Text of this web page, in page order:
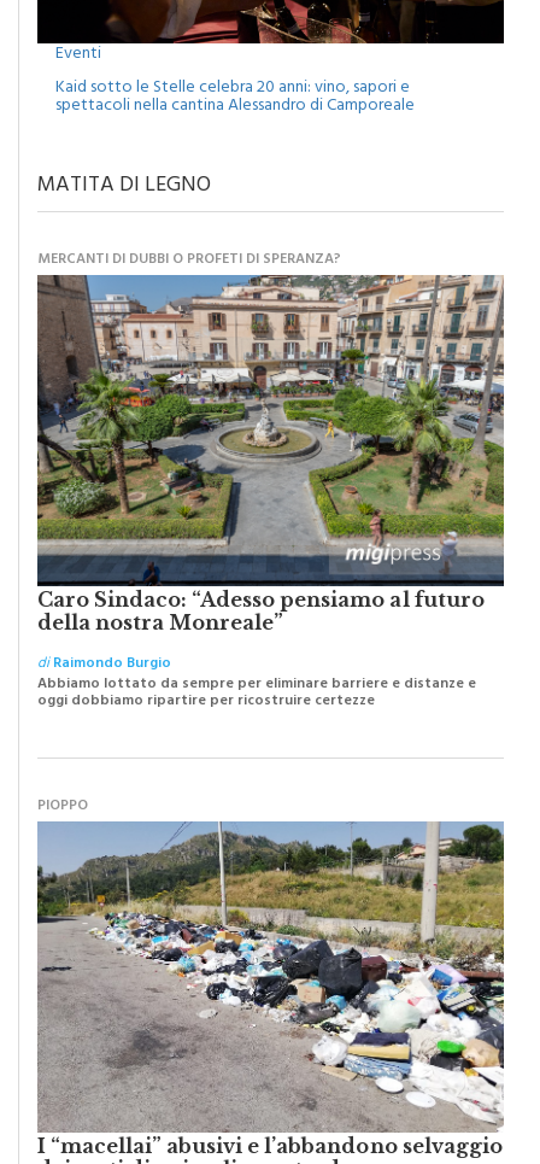
Kaid sotto le Stelle celebra 20 anni: vino, sapori e
spettacoli nella cantina Alessandro di Camporeale
Caro Sindaco: “Adesso pensiamo al futuro
della nostra Monreale”
diRaimondo Burgio
Abbiamo lottato da sempre per eliminare barriere e distanze e
oggi dobbiamo ripartire per ricostruire certezze
I “macellai” abusivi e l’abbandono selvaggio
dei resti di animali per strada